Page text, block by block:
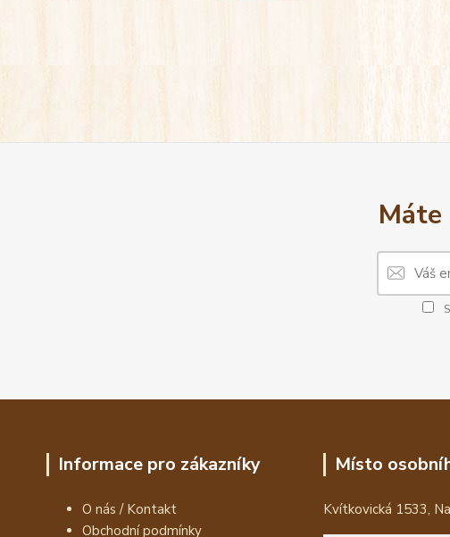
Máte
Informace pro zákazníky
O nás / Kontakt
Obchodní podmínky
Místo
Kvítkovická 1533,